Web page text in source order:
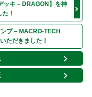
ッキ – DRAGON】を神
！
プ – MACRO-TECH
ただきました！